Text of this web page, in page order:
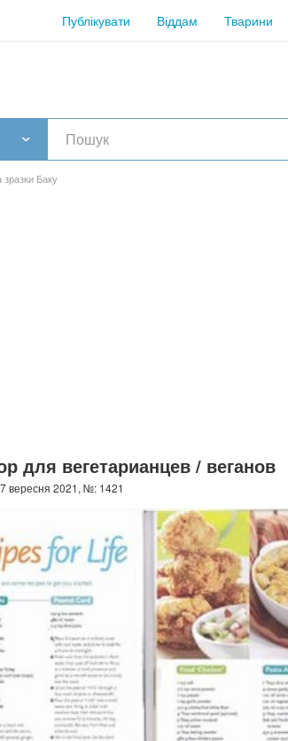
Публікувати Віддам Тварини
зразки Баку
для вегетарианцев / веганов
вересня 2021, №: 1421